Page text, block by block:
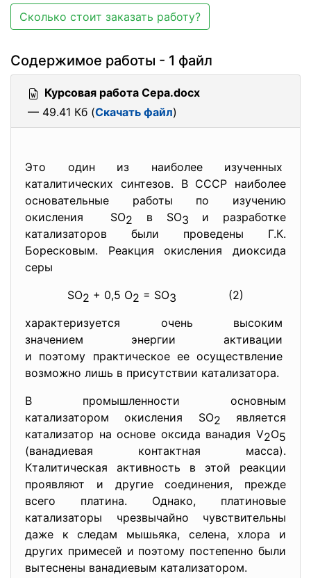
Сколько стоит заказать работу?
Содержимое работы - 1 файл
Курсовая работа Сера.docx
— 49.41 Кб (Скачать файл)
Это один из наиболее изученных
каталитических синтезов. В СССР наиболее
основательные работы по изучению
окисления SO2 в SO3 и разработке
катализаторов были проведены Г.К.
Боресковым. Реакция окисления диоксида
серы
SO2 + 0,5 O2 = SO3 (2)
характеризуется очень высоким
значением энергии активации
и поэтому практическое ее осуществление
возможно лишь в присутствии катализатора.
В промышленности основным
катализатором окисления SO2 является
катализатор на основе оксида ванадия V2O5
(ванадиевая контактная масса).
Кталитическая активность в этой реакции
проявляют и другие соединения, прежде
всего платина. Однако, платиновые
катализаторы чрезвычайно чувствительны
даже к следам мышьяка, селена, хлора и
других примесей и поэтому постепенно были
вытеснены ванадиевым катализатором.